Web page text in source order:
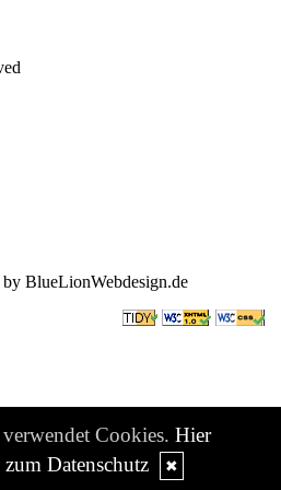
BlueLionWebdesign.de
Cookies. Hier
Datenschutz
✖